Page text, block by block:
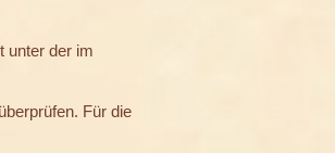
unter der im
Für die